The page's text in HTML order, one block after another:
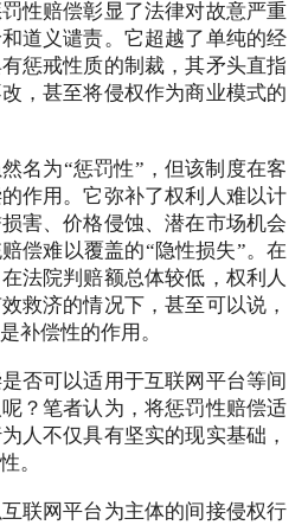
赔偿彰显了法律对故意严重
道义谴责。它超越了单纯的经
惩戒性质的制裁，其矛头直指
，甚至将侵权作为商业模式的
为“惩罚性”，但该制度在客
作用。它弥补了权利人难以计
害、价格侵蚀、潜在市场机会
偿难以覆盖的“隐性损失”。在
法院判赔额总体较低，权利人
救济的情况下，甚至可以说，
补偿性的作用。
可以适用于互联网平台等间
？笔者认为，将惩罚性赔偿适
人不仅具有坚实的现实基础，
。
网平台为主体的间接侵权行